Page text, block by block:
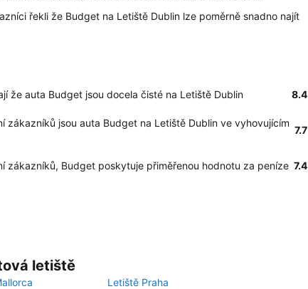
řekli že Budget na Letiště Dublin lze poměrně snadno najít
že auta Budget jsou docela čisté na Letiště Dublin 8.4
zákazníků jsou auta Budget na Letiště Dublin ve vyhovujícím
7.7
zákazníků, Budget poskytuje přiměřenou hodnotu za peníze 7.4
letiště
Letiště Praha